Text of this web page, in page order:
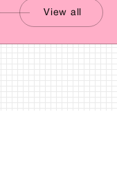
View all